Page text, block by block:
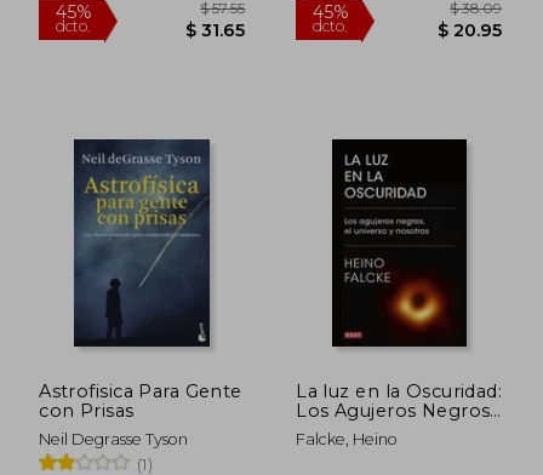
45% $ 57.55 45%
dcto.
$
Astrofisica Para Gente
con Prisas
Neil Degrasse Tyson
(1)
La luz en la Oscuridad:
Los Agujeros Negros,
el Universo y
Nosotros (Ciencia y
Falcke, Heino